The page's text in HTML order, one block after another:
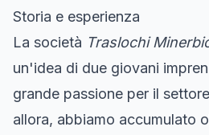
Storia e esperienza
La società Traslochi
un'idea di due giovani
grande passione per il
allora, abbiamo accumulato